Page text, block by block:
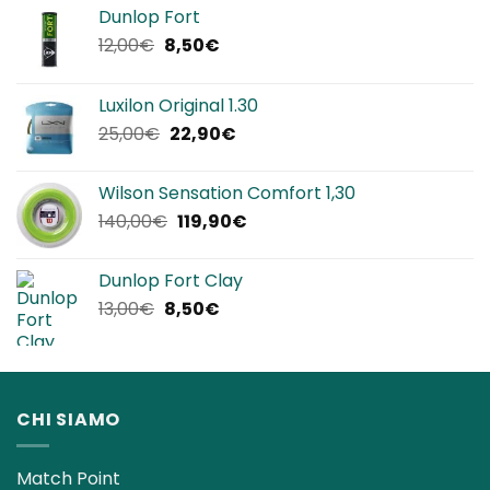
Dunlop Fort
12,00€ Il
era:
12,00€.
8,50€Il
è:
8,50€.
Luxilon Original 1.30
25,00€ Il
era:
25,00€.
22,90€Il
è:
22,90€.
Wilson Sensation Comfort 1,30
140,00€ Il
era:
140,00€.
119,90€Il
Dunlop Fort Clay
13,00€ Il
era:
8,50€Il
è:
CHI SIAMO
Match Point